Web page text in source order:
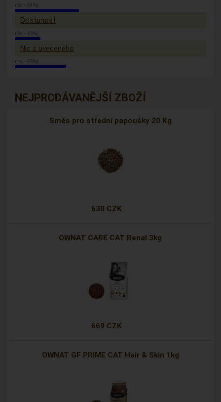
(5x - 31%)
Dostunost
(2x - 13%)
Nic z uvedeného
(4x - 25%)
NEJPRODÁVANĚJŠÍ ZBOŽÍ
Směs pro střední papoušky 20 Kg
630 CZK
OWNAT CARE CAT Renal 3kg
669 CZK
OWNAT GF PRIME CAT Hair & Skin 1kg